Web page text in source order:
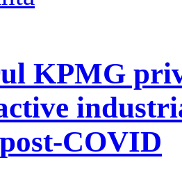
KPMG
COVID